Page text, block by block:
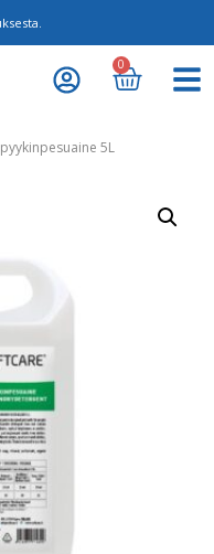
0
5L